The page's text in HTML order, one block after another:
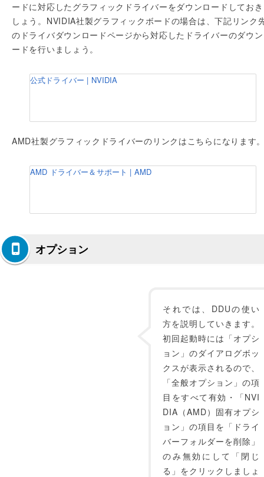
ードに対応したグラフィックドライバーをダウンロードしてお
しょう。NVIDIA社製グラフィックボードの場合は、下記リンク
のドライバダウンロードページから対応したドライバーのダウ
ードを行いましょう。
公式ドライバー | NVIDIA
AMD社製グラフィックドライバーのリンクはこちらになります
AMD ドライバー＆サポート | AMD
オプション
それでは、DDUの使い
方を説明していきます。
初回起動時には「オプシ
ョン」のダイアログボッ
クスが表示されるので、
「全般オプション」の項
目をすべて有効・「NVI
DIA（AMD）固有オプシ
ョン」の項目を「ドライ
バーフォルダーを削除」
のみ無効にして「閉じ
る」をクリックしましょ